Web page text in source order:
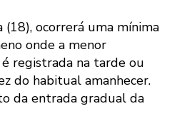
ocorrerá uma mínima
onde a menor
registrada na tarde ou
do habitual amanhecer.
da entrada gradual da